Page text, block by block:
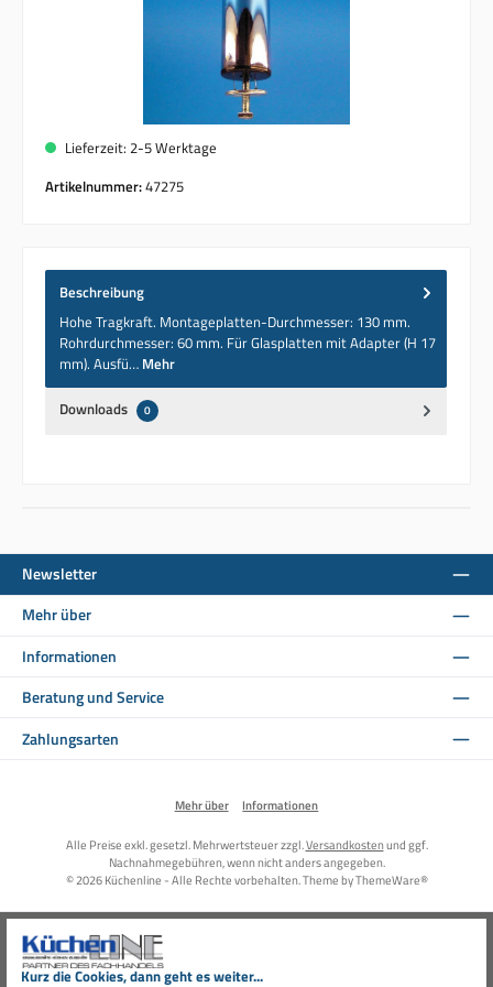
Kurz die Cookies, dann geht es weiter...
Lieferzeit: 2-5 Werktage
Artikelnummer:47275
Beschreibung
Hohe Tragkraft. Montageplatten-Durchmesser: 130 mm.
Rohrdurchmesser: 60 mm. Für Glasplatten mit Adapter (H 17
mm). Ausfü… Mehr
Downloads 0
Newsletter
Mehr über
Informationen
Beratung und Service
Zahlungsarten
Mehr über Informationen
Alle Preise exkl. gesetzl. Mehrwertsteuer zzgl.Versandkostenund ggf.
Nachnahmegebühren, wenn nicht anders angegeben.
© 2026 Küchenline - Alle Rechte vorbehalten. Theme byThemeWare®